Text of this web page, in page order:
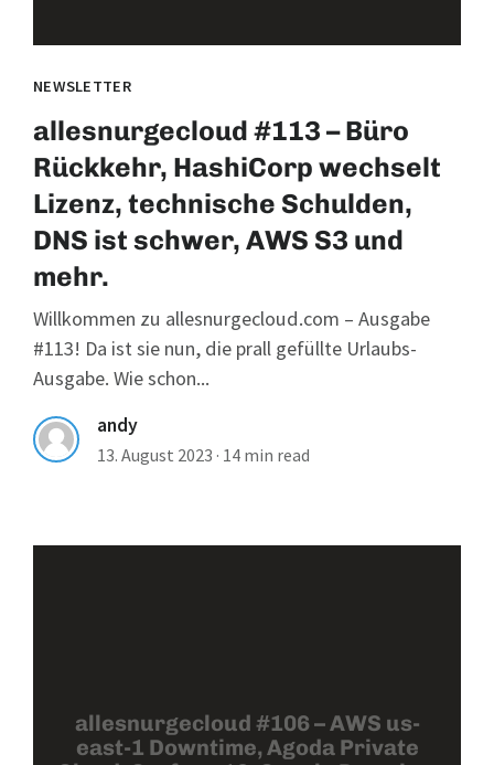
NEWSLETTER
allesnurgecloud #113 – Büro
Rückkehr, HashiCorp wechselt
Lizenz, technische Schulden,
DNS ist schwer, AWS S3 und
mehr.
Willkommen zu allesnurgecloud.com – Ausgabe
#113! Da ist sie nun, die prall gefüllte Urlaubs-
Ausgabe. Wie schon...
andy
13. August 2023 · 14 min read
allesnurgecloud #106 – AWS us-
east-1 Downtime, Agoda Private